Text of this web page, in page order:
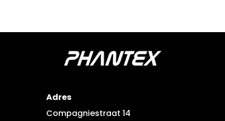
Adres
Compagniestraat 14